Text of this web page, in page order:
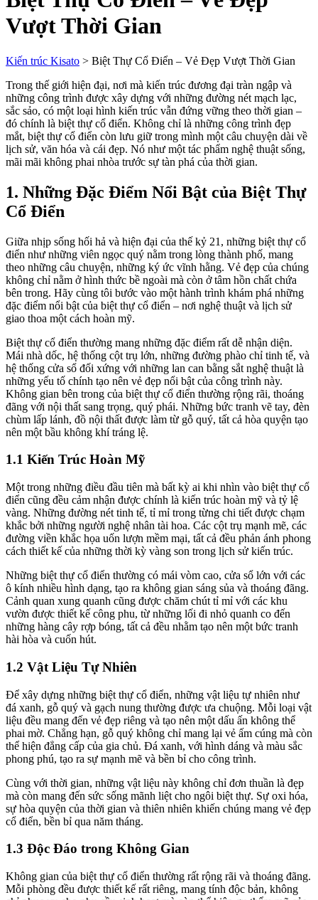
Vượt Thời Gian
Kiến trúc Kisato > Biệt Thự Cổ Điển – Vẻ Đẹp Vượt Thời Gian
Trong thế giới hiện đại, nơi mà kiến trúc đương đại tràn ngập và
những công trình được xây dựng với những đường nét mạch lạc,
sắc sảo, có một loại hình kiến trúc vẫn đứng vững theo thời gian –
đó chính là biệt thự cổ điển. Không chỉ là những công trình đẹp
mắt, biệt thự cổ điển còn lưu giữ trong mình một câu chuyện dài về
lịch sử, văn hóa và cái đẹp. Nó như một tác phẩm nghệ thuật sống,
mãi mãi không phai nhòa trước sự tàn phá của thời gian.
1. Những Đặc Điểm Nổi Bật của Biệt Thự
Cổ Điển
Giữa nhịp sống hối hả và hiện đại của thế kỷ 21, những biệt thự cổ
điển như những viên ngọc quý nằm trong lòng thành phố, mang
theo những câu chuyện, những ký ức vĩnh hằng. Vẻ đẹp của chúng
không chỉ nằm ở hình thức bề ngoài mà còn ở tâm hồn chất chứa
bên trong. Hãy cùng tôi bước vào một hành trình khám phá những
đặc điểm nổi bật của biệt thự cổ điển – nơi nghệ thuật và lịch sử
giao thoa một cách hoàn mỹ.
Biệt thự cổ điển thường mang những đặc điểm rất dễ nhận diện.
Mái nhà dốc, hệ thống cột trụ lớn, những đường phào chỉ tinh tế, và
hệ thống cửa sổ đối xứng với những lan can bằng sắt nghệ thuật là
những yếu tố chính tạo nên vẻ đẹp nổi bật của công trình này.
Không gian bên trong của biệt thự cổ điển thường rộng rãi, thoáng
đãng với nội thất sang trọng, quý phái. Những bức tranh vẽ tay, đèn
chùm lấp lánh, đồ nội thất được làm từ gỗ quý, tất cả hòa quyện tạo
nên một bầu không khí tráng lệ.
1.1 Kiến Trúc Hoàn Mỹ
Một trong những điều đầu tiên mà bất kỳ ai khi nhìn vào biệt thự cổ
điển cũng đều cảm nhận được chính là kiến trúc hoàn mỹ và tỷ lệ
vàng. Những đường nét tinh tế, tỉ mỉ trong từng chi tiết được chạm
khắc bởi những người nghệ nhân tài hoa. Các cột trụ mạnh mẽ, các
đường viền khắc họa uốn lượn mềm mại, tất cả đều phản ánh phong
cách thiết kế của những thời kỳ vàng son trong lịch sử kiến trúc.
Những biệt thự cổ điển thường có mái vòm cao, cửa sổ lớn với các
ô kính nhiều hình dạng, tạo ra không gian sáng sủa và thoáng đãng.
Cảnh quan xung quanh cũng được chăm chút tỉ mỉ với các khu
vườn được thiết kế công phu, từ những lối đi nhỏ quanh co đến
những hàng cây rợp bóng, tất cả đều nhằm tạo nên một bức tranh
hài hòa và cuốn hút.
1.2 Vật Liệu Tự Nhiên
Để xây dựng những biệt thự cổ điển, những vật liệu tự nhiên như
đá xanh, gỗ quý và gạch nung thường được ưa chuộng. Mỗi loại vật
liệu đều mang đến vẻ đẹp riêng và tạo nên một dấu ấn không thể
phai mờ. Chẳng hạn, gỗ quý không chỉ mang lại vẻ ấm cúng mà còn
thể hiện đẳng cấp của gia chủ. Đá xanh, với hình dáng và màu sắc
phong phú, tạo ra sự mạnh mẽ và bền bỉ cho công trình.
Cùng với thời gian, những vật liệu này không chỉ đơn thuần là đẹp
mà còn mang đến sức sống mãnh liệt cho ngôi biệt thự. Sự oxi hóa,
sự hòa quyện của thời gian và thiên nhiên khiến chúng mang vẻ đẹp
cổ điển, bền bỉ qua năm tháng.
1.3 Độc Đáo trong Không Gian
Không gian của biệt thự cổ điển thường rất rộng rãi và thoáng đãng.
Mỗi phòng đều được thiết kế rất riêng, mang tính độc bản, không